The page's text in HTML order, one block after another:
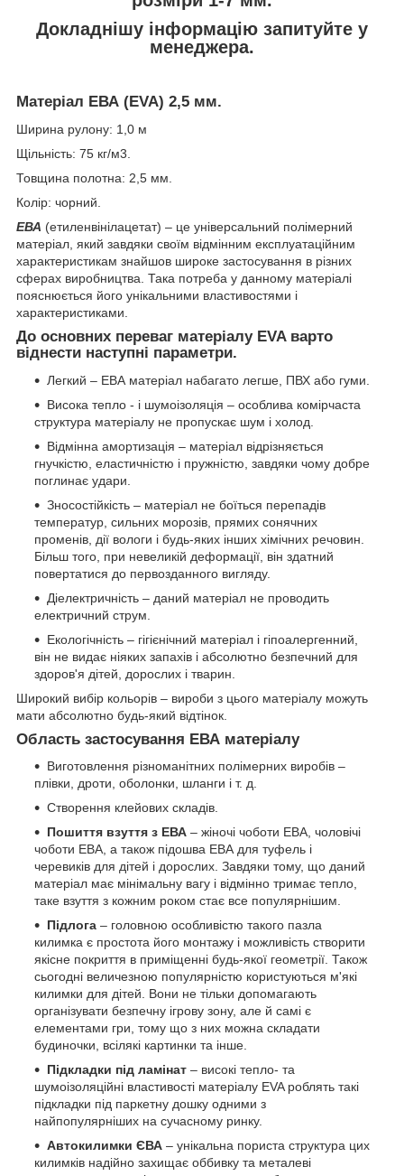
Докладнішу інформацію запитуйте у
менеджера.
Матеріал ЕВА (EVA) 2,5 мм.
Ширина рулону: 1,0 м
Щільність: 75 кг/м3.
Товщина полотна: 2,5 мм.
Колір: чорний.
ЕВА (етиленвінілацетат) – це універсальний полімерний
матеріал, який завдяки своїм відмінним експлуатаційним
характеристикам знайшов широке застосування в різних
сферах виробництва. Така потреба у данному матеріалі
пояснюється його унікальними властивостями і
характеристиками.
До основних переваг матеріалу EVA варто
віднести наступні параметри.
Легкий – ЕВА матеріал набагато легше, ПВХ або гуми.
Висока тепло - і шумоізоляція – особлива комірчаста
структура матеріалу не пропускає шум і холод.
Відмінна амортизація – матеріал відрізняється
гнучкістю, еластичністю і пружністю, завдяки чому добре
поглинає удари.
Зносостійкість – матеріал не боїться перепадів
температур, сильних морозів, прямих сонячних
променів, дії вологи і будь-яких інших хімічних речовин.
Більш того, при невеликій деформації, він здатний
повертатися до первозданного вигляду.
Діелектричність – даний матеріал не проводить
електричний струм.
Екологічність – гігієнічний матеріал і гіпоалергенний,
він не видає ніяких запахів і абсолютно безпечний для
здоров'я дітей, дорослих і тварин.
Широкий вибір кольорів – вироби з цього матеріалу можуть
мати абсолютно будь-який відтінок.
Область застосування ЕВА матеріалу
Виготовлення різноманітних полімерних виробів –
плівки, дроти, оболонки, шланги і т. д.
Створення клейових складів.
Пошиття взуття з ЕВА – жіночі чоботи ЕВА, чоловічі
чоботи ЕВА, а також підошва ЕВА для туфель і
черевиків для дітей і дорослих. Завдяки тому, що даний
матеріал має мінімальну вагу і відмінно тримає тепло,
таке взуття з кожним роком стає все популярнішим.
Підлога – головною особливістю такого пазла
килимка є простота його монтажу і можливість створити
якісне покриття в приміщенні будь-якої геометрії. Також
сьогодні величезною популярністю користуються м'які
килимки для дітей. Вони не тільки допомагають
організувати безпечну ігрову зону, але й самі є
елементами гри, тому що з них можна складати
будиночки, всілякі картинки та інше.
Підкладки під ламінат – високі тепло- та
шумоізоляційні властивості матеріалу EVA роблять такі
підкладки під паркетну дошку одними з
найпопулярніших на сучасному ринку.
Автокилимки ЄВА – унікальна пориста структура цих
килимків надійно захищає оббивку та металеві